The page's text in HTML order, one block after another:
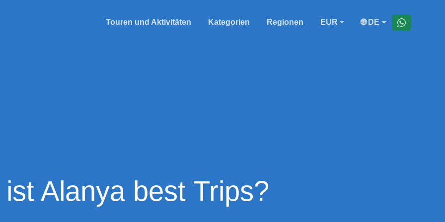
Touren und Aktivitäten Kategorien Regionen EUR 🌐 DE
Alanya best Trips?